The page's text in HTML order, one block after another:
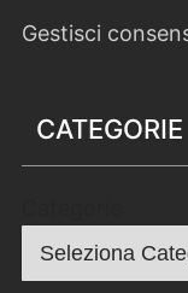
Gestisci
CATEGORIE